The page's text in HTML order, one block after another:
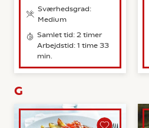
Sværhedsgrad:
Medium
Samlet tid: 2 timer
Arbejdstid: 1 time 33
min.
G